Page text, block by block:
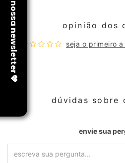
opinião dos
seja o primeiro
dúvidas sobre
envie sua